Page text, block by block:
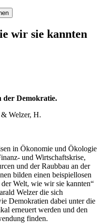
wir sie kannten
der Demokratie.
Welzer, H.
in Ökonomie und Ökologie
und Wirtschaftskrise,
und der Raubbau an der
bilden einen beispiellosen
Welt, wie wir sie kannten“
Welzer die sich
Demokratien dabei unter die
erneuert werden und den
finden.